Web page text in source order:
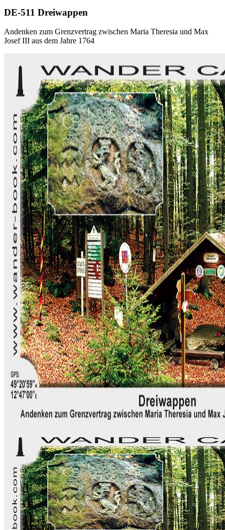
DE-511 Dreiwappen
Andenken zum Grenzvertrag zwischen Maria Theresia und Max
Josef III aus dem Jahre 1764